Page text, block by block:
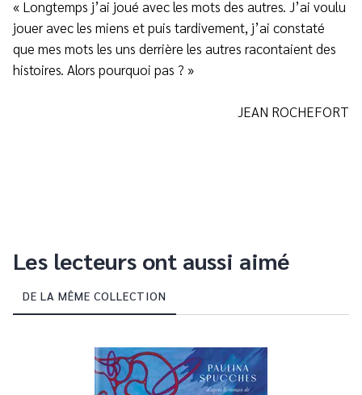
« Longtemps j’ai joué avec les mots des autres. J’ai voulu
jouer avec les miens et puis tardivement, j’ai constaté
que mes mots les uns derrière les autres racontaient des
histoires. Alors pourquoi pas ? »
JEAN ROCHEFORT
Les lecteurs ont aussi aimé
DE LA MÊME COLLECTION